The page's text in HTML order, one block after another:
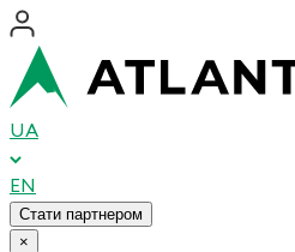
UA
EN
Стати партнером
×